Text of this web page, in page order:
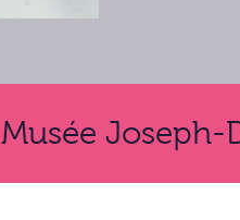
Musée Joseph-